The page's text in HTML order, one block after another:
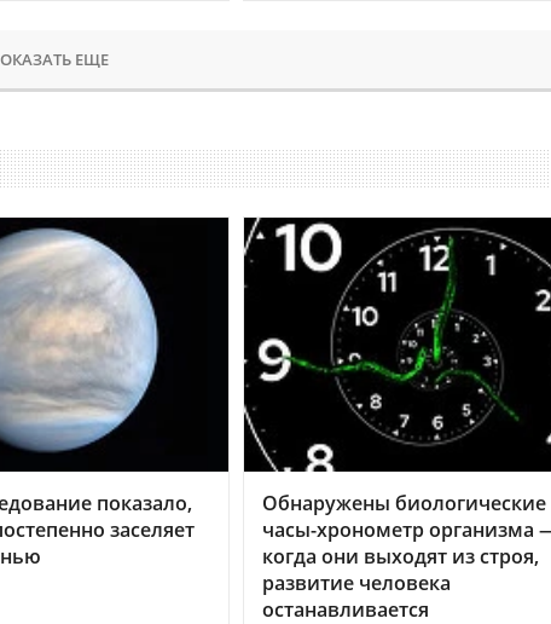
ЕЩЕ
показало,
заселяет
Обнаружены биологические
часы-хронометр организма
когда они выходят из строя,
развитие человека
останавливается